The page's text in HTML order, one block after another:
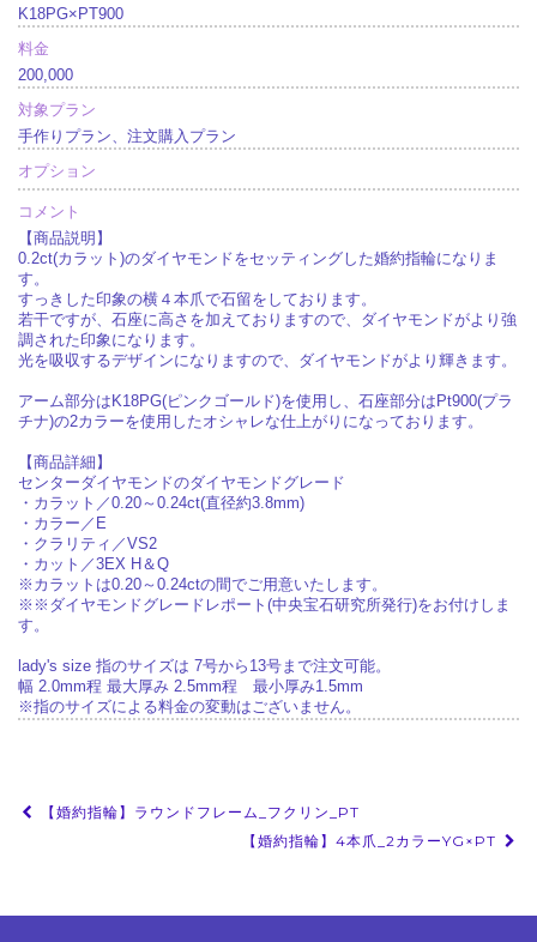
K18PG×PT900
料金
200,000
対象プラン
手作りプラン、注文購入プラン
オプション
コメント
【商品説明】
0.2ct(カラット)のダイヤモンドをセッティングした婚約指輪になりま
す。
すっきした印象の横４本爪で石留をしております。
若干ですが、石座に高さを加えておりますので、ダイヤモンドがより強
調された印象になります。
光を吸収するデザインになりますので、ダイヤモンドがより輝きます。
アーム部分はK18PG(ピンクゴールド)を使用し、石座部分はPt900(プラ
チナ)の2カラーを使用したオシャレな仕上がりになっております。
【商品詳細】
センターダイヤモンドのダイヤモンドグレード
・カラット／0.20～0.24ct(直径約3.8mm)
・カラー／E
・クラリティ／VS2
・カット／3EX H＆Q
※カラットは0.20～0.24ctの間でご用意いたします。
※※ダイヤモンドグレードレポート(中央宝石研究所発行)をお付けしま
す。
lady's size 指のサイズは 7号から13号まで注文可能。
幅 2.0mm程 最大厚み 2.5mm程 最小厚み1.5mm
※指のサイズによる料金の変動はございません。
投
ビ
【婚約指輪】ラウンドフレーム_フクリン_PT
【婚約指輪】4本爪_2カラーYG×PT